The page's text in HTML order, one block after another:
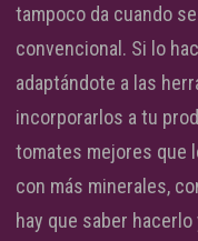
tampoco da cuando
convencional. Si lo
adaptándote a las
incorporarlos a tu
tomates mejores que
con más minerales,
hay que saber